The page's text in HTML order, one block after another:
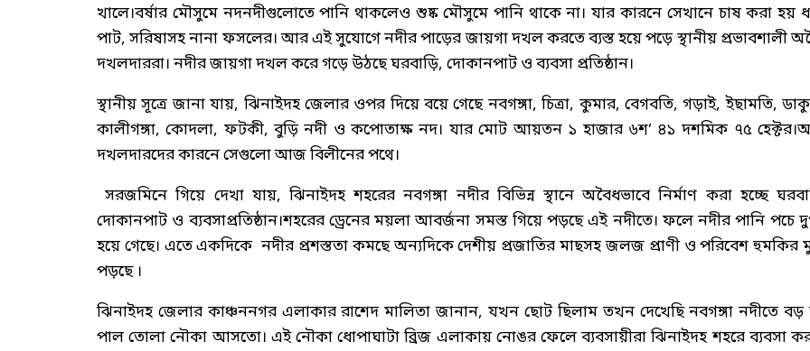
খালে।বর্ষার মৌসুমে নদনদীগুলোতে পানি থাকলেও শুষ্ক মৌসুমে পানি থাকে না। যার কারনে সেখানে চাষ করা হয়
পাট, সরিষাসহ নানা ফসলের। আর এই সুযোগে নদীর পাড়ের জায়গা দখল করতে ব্যস্ত হয়ে পড়ে স্থানীয় প্রভাবশালী
দখলদাররা। নদীর জায়গা দখল করে গড়ে উঠছে ঘরবাড়ি, দোকানপাট ও ব্যবসা প্রতিষ্ঠান।
স্থানীয় সূত্রে জানা যায়, ঝিনাইদহ জেলার ওপর দিয়ে বয়ে গেছে নবগঙ্গা, চিত্রা, কুমার, বেগবতি, গড়াই, ইছামতি,
কালীগঙ্গা, কোদলা, ফটকী, বুড়ি নদী ও কপোতাক্ষ নদ। যার মোট আয়তন ১ হাজার ৬শ’ ৪১ দশমিক ৭৫
দখলদারদের কারনে সেগুলো আজ বিলীনের পথে।
সরজমিনে গিয়ে দেখা যায়, ঝিনাইদহ শহরের নবগঙ্গা নদীর বিভিন্ন স্থানে অবৈধভাবে নির্মাণ করা হচ্ছে
দোকানপাট ও ব্যবসাপ্রতিষ্ঠান।শহরের ড্রেনের ময়লা আবর্জনা সমস্ত গিয়ে পড়ছে এই নদীতে। ফলে নদীর পানি পচে
হয়ে গেছে। এতে একদিকে নদীর প্রশস্ততা কমছে অন্যদিকে দেশীয় প্রজাতির মাছসহ জলজ প্রাণী ও পরিবেশ হুমকির
পড়ছে ।
ঝিনাইদহ জেলার কাঞ্চননগর এলাকার রাশেদ মালিতা জানান, যখন ছোট ছিলাম তখন দেখেছি নবগঙ্গা নদীতে
পাল তোলা নৌকা আসতো। এই নৌকা ধোপাঘাটা ব্রিজ এলাকায় নোঙর ফেলে ব্যবসায়ীরা ঝিনাইদহ শহরে ব্যবসা